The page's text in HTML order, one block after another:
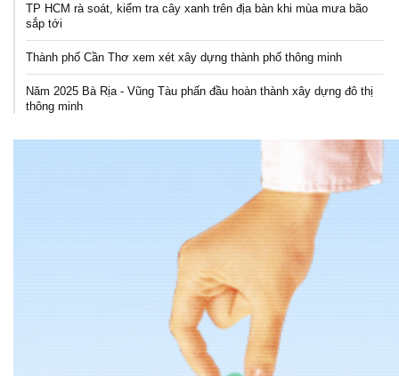
TP HCM rà soát, kiểm tra cây xanh trên địa bàn khi mùa mưa bão
sắp tới
Thành phố Cần Thơ xem xét xây dựng thành phố thông minh
Năm 2025 Bà Rịa - Vũng Tàu phấn đầu hoàn thành xây dựng đô thị
thông minh